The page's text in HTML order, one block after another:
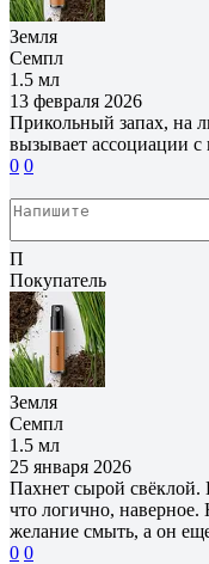
Земля
Семпл
1.5 мл
13 февраля 2026
Прикольный запах, на
вызывает ассоциации
0 0
П
Покупатель
Земля
Семпл
1.5 мл
25 января 2026
Пахнет сырой свёклой.
что логично,
желание смыть, а он
0 0